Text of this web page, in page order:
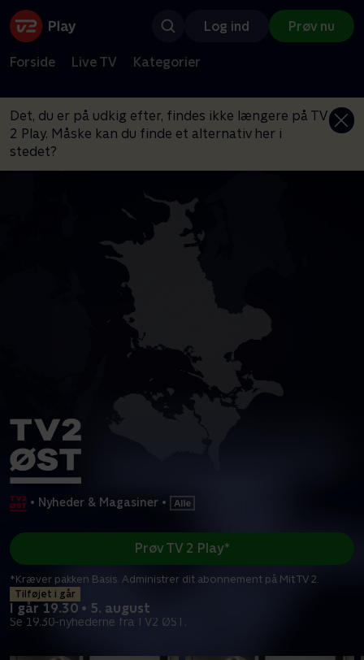
Log ind Prøv nu
Forside Live TV Kategorier
Det, du er på udkig efter, findes ikke længere på TV
2 Play. Måske kan du finde et alternativ her i
stedet?
• Nyheder & Magasiner •
Tilføjet i går
I går 19.30 • 5. august
Se 19.30-nyhederne fra TV2 ØST.
Prøv TV 2 Play*
*Kræver pakken Basis. Administrer dit abonnement på Mit TV 2.